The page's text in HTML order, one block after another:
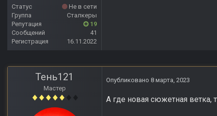
Статус
Не в сети
Группа
Сталкеры
Репутация
19
Сообщений
41
Регистрация
16.11.2022
Тень121
Мастер
Опубликовано 8 марта, 2023
А где новая сюжетная ветка,